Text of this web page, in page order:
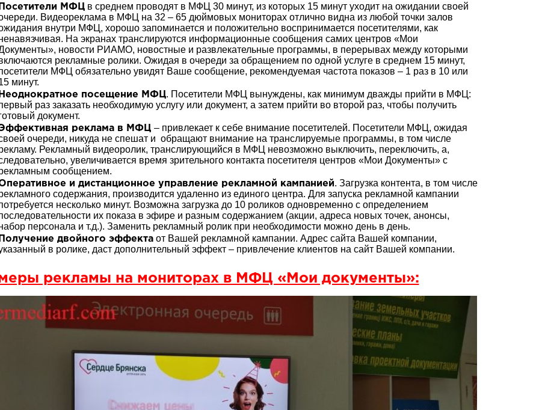
МФЦв среднем проводят в МФЦ 30 минут, из которых 15 минут уходит на ожидании своей
Видеореклама в МФЦ на 32 – 65 дюймовых мониторах отлично видна из любой точки залов
внутри МФЦ, хорошо запоминается и положительно воспринимается посетителями, как
На экранах транслируются информационные сообщения самих центров «Мои
новости РИАМО, новостные и развлекательные программы, в перерывах между которыми
рекламные ролики. Ожидая в очереди за обращением по одной услуге в среднем 15 минут,
МФЦ обязательно увидят Ваше сообщение, рекомендуемая частота показов – 1 раз в 10 или
минут.
посещение МФЦ. Посетители МФЦ вынуждены, как минимум дважды прийти в МФЦ:
раз заказать необходимую услугу или документ, а затем прийти во второй раз, чтобы получить
документ.
реклама в МФЦ – привлекает к себе внимание посетителей. Посетители МФЦ, ожидая
очереди, никуда не спешат и обращают внимание на транслируемые программы, в том числе
Рекламный видеоролик, транслирующийся в МФЦ невозможно выключить, переключить, а,
увеличивается время зрительного контакта посетителя центров «Мои Документы» с
сообщением.
и дистанционное управление рекламной кампанией. Загрузка контента, в том числе
содержания, производится удаленно из единого центра. Для запуска рекламной кампании
несколько минут. Возможна загрузка до 10 роликов одновременно с определением
их показа в эфире и разным содержанием (акции, адреса новых точек, анонсы,
персонала и т.д.). Заменить рекламный ролик при необходимости можно день в день.
двойного эффектаот Вашей рекламной кампании. Адрес сайта Вашей компании,
в ролике, даст дополнительный эффект – привлечение клиентов на сайт Вашей компании.
рекламы на мониторах в МФЦ «Мои документы»: